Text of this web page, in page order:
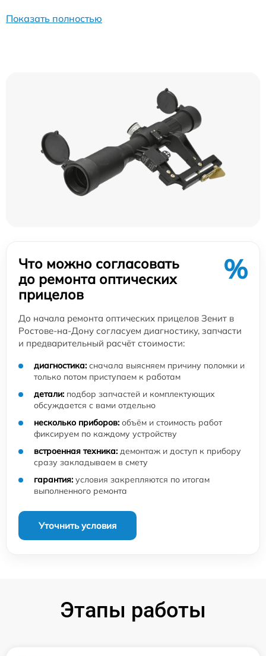
Показать полностью
Что можно согласовать
до ремонта оптических
прицелов
%
До начала ремонта оптических прицелов Зенит в
Ростове-на-Дону согласуем диагностику, запчасти
и предварительный расчёт стоимости:
диагностика: сначала выясняем причину поломки и
только потом приступаем к работам
детали: подбор запчастей и комплектующих
обсуждается с вами отдельно
несколько приборов: объём и стоимость работ
фиксируем по каждому устройству
встроенная техника: демонтаж и доступ к прибору
сразу закладываем в смету
гарантия: условия закрепляются по итогам
выполненного ремонта
Уточнить условия
Этапы работы